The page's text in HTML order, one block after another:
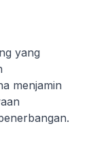
yang
menjamin